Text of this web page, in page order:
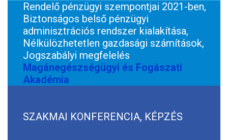
Rendelő pénzügyi szempontjai 2021-ben,
Biztonságos belső pénzügyi
adminisztrációs rendszer kialakítása,
Nélkülözhetetlen gazdasági számítások,
Jogszabályi megfelelés
Magánegészségügyi és Fogászati
Akadémia
SZAKMAI KONFERENCIA, KÉPZÉS